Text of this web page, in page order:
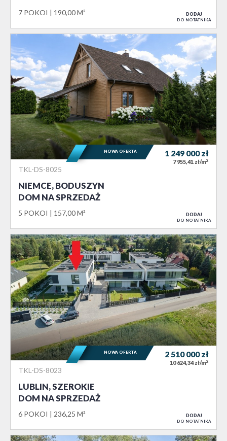
7 POKOI 190,00 M² DODAJ
DO NOTATNIKA
TKL-DS-8025
NIEMCE, BODUSZYN
DOM NA SPRZEDAŻ
5 POKOI 157,00 M²
1 249 000zł
7 955,41 zł/m2
NOWA OFERTA
DODAJ
DO NOTATNIKA
TKL-DS-8023
LUBLIN, SZEROKIE
DOM NA SPRZEDAŻ
6 POKOI 236,25 M²
2 510 000zł
10 624,34 zł/m2
NOWA OFERTA
DODAJ
DO NOTATNIKA